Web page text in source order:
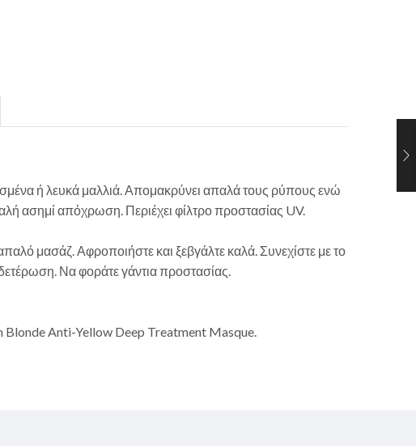
ή λευκά μαλλιά. Απομακρύνει απαλά τους ρύπους ενώ
ασημί απόχρωση. Περιέχει φίλτρο προστασίας UV.
μασάζ. Αφροποιήστε και ξεβγάλτε καλά. Συνεχίστε με το
Να φοράτε γάντια προστασίας.
Blonde Anti-Yellow Deep Treatment Masque.